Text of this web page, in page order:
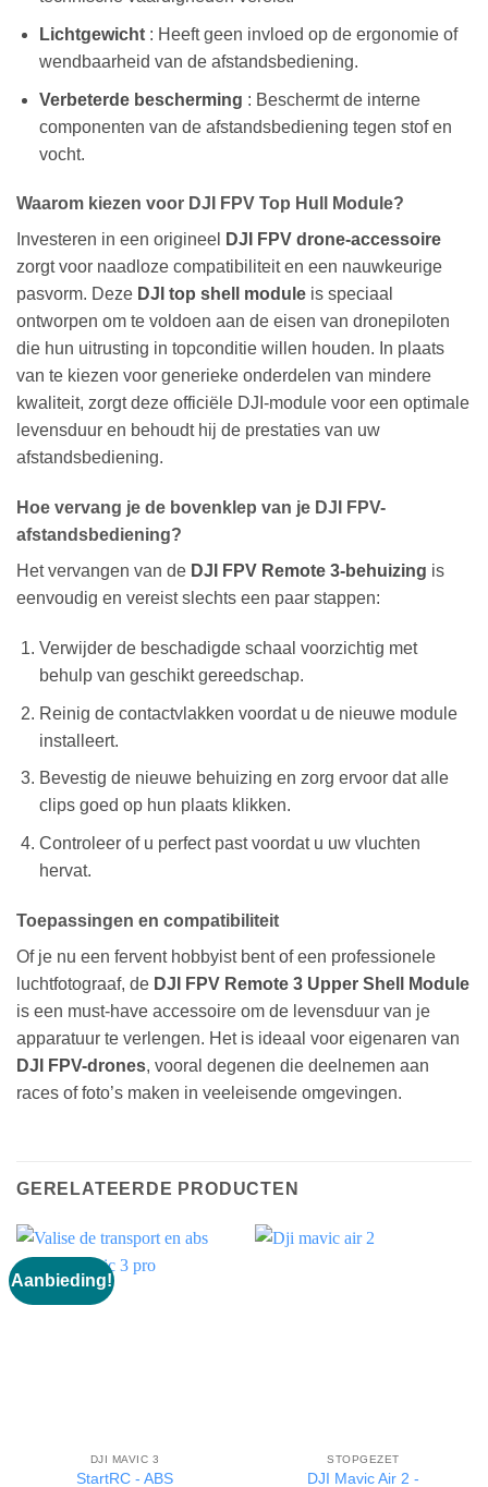
Lichtgewicht: Heeft geen invloed op de ergonomie of
wendbaarheid van de afstandsbediening.
Verbeterde bescherming : Beschermt de interne
componenten van de afstandsbediening tegen stof en
vocht.
Waarom kiezen voor DJI FPV Top Hull Module?
Investeren in een origineel
DJI FPV drone-accessoire
zorgt voor naadloze compatibiliteit en een nauwkeurige
pasvorm. Deze DJI top shell module is speciaal
ontworpen om te voldoen aan de eisen van dronepiloten
die hun uitrusting in topconditie willen houden. In plaats
van te kiezen voor generieke onderdelen van mindere
kwaliteit, zorgt deze officiële DJI-module voor een optimale
levensduur en behoudt hij de prestaties van uw
afstandsbediening.
Hoe vervang je de bovenklep van je DJI FPV-
afstandsbediening?
Het vervangen van de DJI FPV Remote 3-behuizing is
eenvoudig en vereist slechts een paar stappen:
Verwijder de beschadigde schaal voorzichtig met
behulp van geschikt gereedschap.
Reinig de contactvlakken voordat u de nieuwe module
installeert.
Bevestig de nieuwe behuizing en zorg ervoor dat alle
clips goed op hun plaats klikken.
Controleer of u perfect past voordat u uw vluchten
hervat.
Toepassingen en compatibiliteit
Of je nu een fervent hobbyist bent of een professionele
luchtfotograaf, de DJI FPV Remote 3 Upper Shell Module
is een must-have accessoire om de levensduur van je
apparatuur te verlengen. Het is ideaal voor eigenaren van
DJI FPV-drones, vooral degenen die deelnemen aan
races of foto’s maken in veeleisende omgevingen.
GERELATEERDE PRODUCTEN
Aanbieding!
DJI MAVIC 3
StartRC - ABS
STOPGEZET
DJI Mavic Air 2 -